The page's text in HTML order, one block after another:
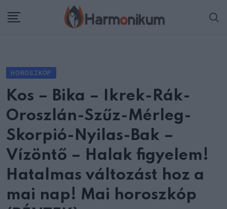
HOROSZKÓP
Kos – Bika – Ikrek-Rák-
Oroszlán-Szűz-Mérleg-
Skorpió-Nyilas-Bak –
Vízöntő – Halak figyelem!
Hatalmas változást hoz a
mai nap! Mai horoszkóp